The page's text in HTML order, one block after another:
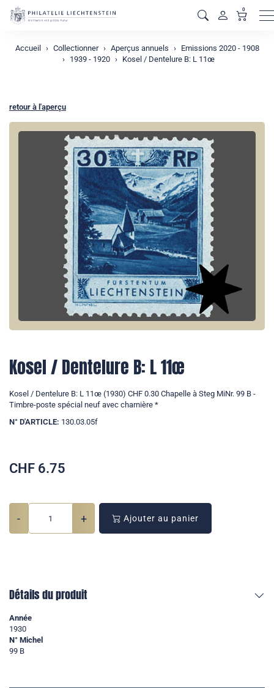
0
Accueil Collectionner Aperçus annuels
Emissions 2020 - 1908
1939 - 1920
Kosel / Dentelure B: L 11œ
retour à l'aperçu
Kosel / Dentelure B: L 11œ
Kosel / Dentelure B: L 11œ (1930) CHF 0.30 Chapelle à Steg MiNr. 99 B -
Timbre-poste spécial neuf avec charnière *
N° D'ARTICLE: 130.03.05f
CHF 6.75
- + Ajouter au panier
Détails du produit
Année
1930
N° Michel
99 B